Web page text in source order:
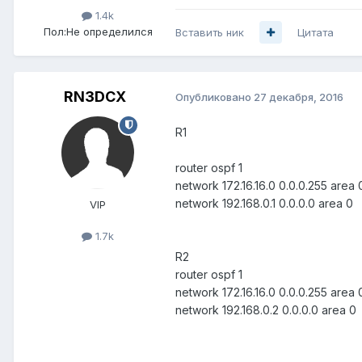
1.4k
Пол:Не определился Вставить ник Цитата
RN3DCX
VIP
1.7k
Опубликовано 27 декабря, 2016
R1
router ospf 1
network 172.16.16.0 0.0.0.255 area
network 192.168.0.1 0.0.0.0 area 0
R2
router ospf 1
network 172.16.16.0 0.0.0.255 area
network 192.168.0.2 0.0.0.0 area 0